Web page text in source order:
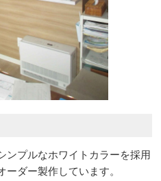
ンプルなホワイトカラーを採用
ーダー製作しています。